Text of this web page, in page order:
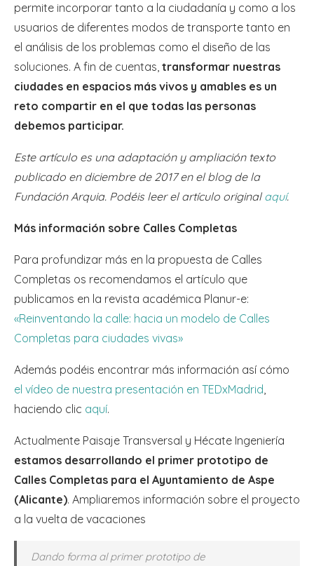
permite incorporar tanto a la ciudadanía y como a los
usuarios de diferentes modos de transporte tanto en
el análisis de los problemas como el diseño de las
soluciones. A fin de cuentas, transformar nuestras
ciudades en espacios más vivos y amables es un
reto compartir en el que todas las personas
debemos participar.
Este artículo es una adaptación y ampliación texto
publicado en diciembre de 2017 en el blog de la
Fundación Arquia. Podéis leer el artículo original aquí.
Más información sobre Calles Completas
Para profundizar más en la propuesta de Calles
Completas os recomendamos el artículo que
publicamos en la revista académica Planur-e:
«Reinventando la calle: hacia un modelo de Calles
Completas para ciudades vivas»
Además podéis encontrar más información así cómo
el vídeo de nuestra presentación en TEDxMadrid
haciendo clic aquí.
Actualmente Paisaje Transversal y Hécate Ingeniería
estamos desarrollando el primer prototipo de
Calles Completas para el Ayuntamiento de Aspe
(Alicante). Ampliaremos información sobre el proyecto
a la vuelta de vacaciones
Dando forma al primer prototipo de